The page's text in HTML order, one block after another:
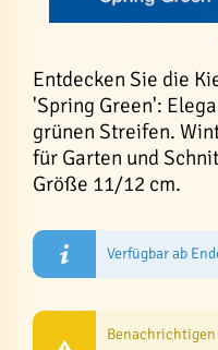
Entdecken Sie die
'Spring Green':
grünen Streifen.
für Garten und
Größe 11/12 cm.
Verfügbar ab